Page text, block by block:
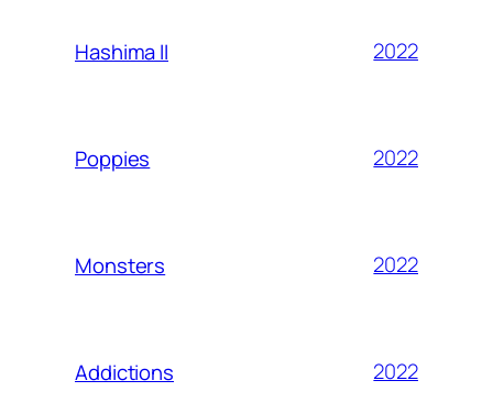
Hashima II 2022
Poppies 2022
Monsters 2022
Addictions 2022